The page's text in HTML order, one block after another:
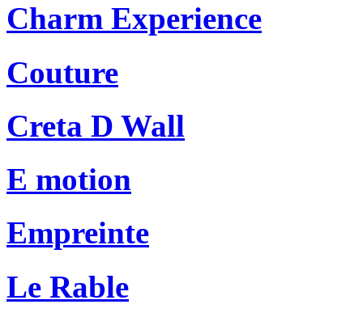
Charm Experience
Couture
Creta D Wall
E motion
Empreinte
Le Rable